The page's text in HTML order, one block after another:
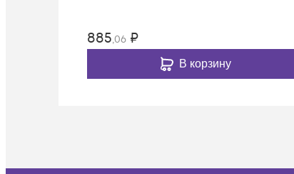
885,06 ₽
В корзину